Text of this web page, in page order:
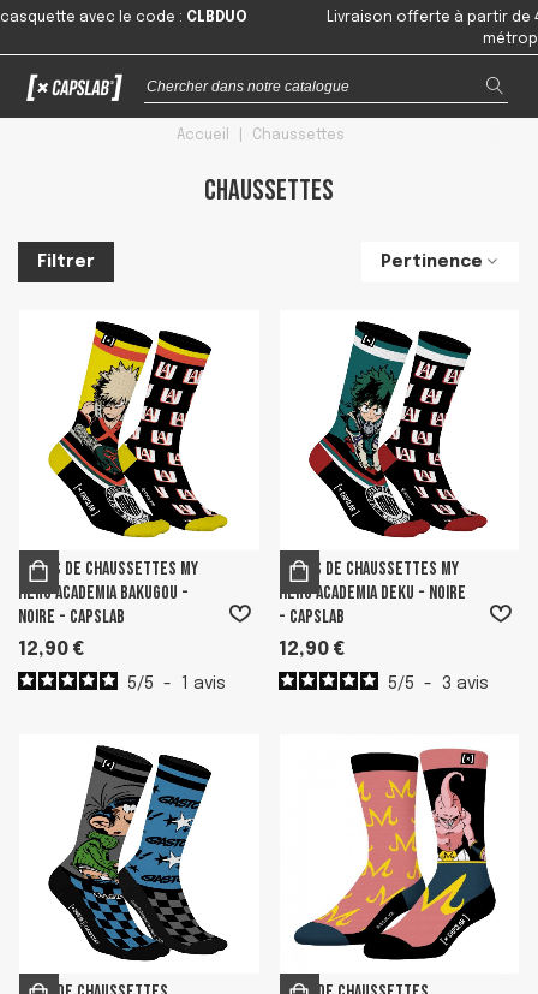
avec le code :CLBDUO
Livraison offerte à partir de 49€ de
métropolitaine
Accueil Chaussettes
Chaussettes
Filtrer Pertinence
Paires de Chaussettes My
Hero Academia Bakugou -
Noire - Capslab
12,90 €
5/5 - 1 avis
Paires de Chaussettes My
Hero Academia Deku - Noire
- Capslab
12,90 €
5/5 - 3 avis